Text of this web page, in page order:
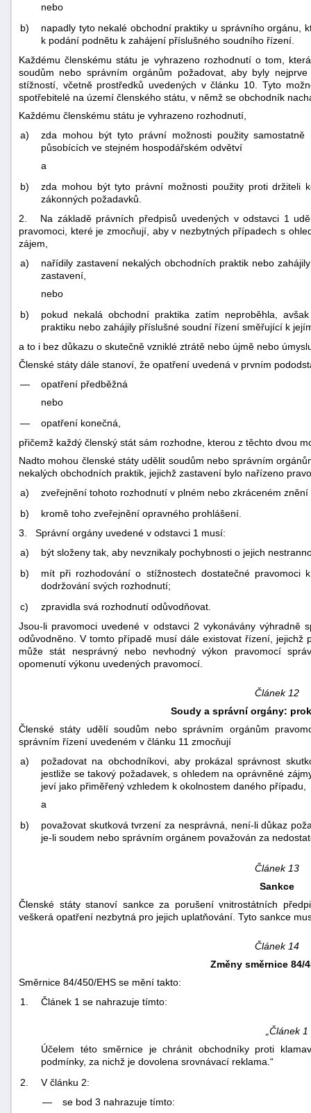
nebo
b)
napadly tyto nekalé obchodní praktiky u správního orgánu,
k podání podnětu k zahájení příslušného soudního řízení.
Každému členskému státu je vyhrazeno rozhodnutí o tom,
soudům nebo správním orgánům požadovat, aby byly
stížností, včetně prostředků uvedených v článku 10. Tyto
spotřebitelé na území členského státu, v němž se obchodník
Každému členskému státu je vyhrazeno rozhodnutí,
a)
zda mohou být tyto právní možnosti použity
působících ve stejném hospodářském odvětví
a
b)
zda mohou být tyto právní možnosti použity proti držiteli
zákonných požadavků.
2. Na základě právních předpisů uvedených v odstavci 1
pravomoci, které je zmocňují, aby v nezbytných případech s
zájem,
a)
nařídily zastavení nekalých obchodních praktik nebo
zastavení,
nebo
b)
pokud nekalá obchodní praktika zatím neproběhla,
praktiku nebo zahájily příslušné soudní řízení směřující k
a to i bez důkazu o skutečně vzniklé ztrátě nebo újmě nebo
Členské státy dále stanoví, že opatření uvedená v prvním
—
opatření předběžná
nebo
—
opatření konečná,
přičemž každý členský stát sám rozhodne, kterou z těchto dvou
Nadto mohou členské státy udělit soudům nebo správním
nekalých obchodních praktik, jejichž zastavení bylo nařízeno
a)
zveřejnění tohoto rozhodnutí v plném nebo zkráceném
b)
kromě toho zveřejnění opravného prohlášení.
3. Správní orgány uvedené v odstavci 1 musí:
a)
být složeny tak, aby nevznikaly pochybnosti o jejich
b)
mít při rozhodování o stížnostech dostatečné pravomoci
dodržování svých rozhodnutí;
c)
zpravidla svá rozhodnutí odůvodňovat.
Jsou-li pravomoci uvedené v odstavci 2 vykonávány výhradně
odůvodněno. V tomto případě musí dále existovat řízení, jejichž
může stát nesprávný nebo nevhodný výkon pravomocí
opomenutí výkonu uvedených pravomocí.
Článek 12
Soudy a správní orgány:
Členské státy udělí soudům nebo správním orgánům
správním řízení uvedeném v článku 11 zmocňují
a)
požadovat na obchodníkovi, aby prokázal správnost
jestliže se takový požadavek, s ohledem na oprávněné
jeví jako přiměřený vzhledem k okolnostem daného případu,
a
b)
považovat skutková tvrzení za nesprávná, není-li důkaz
je-li soudem nebo správním orgánem považován za
Článek 13
Sankce
Členské státy stanoví sankce za porušení vnitrostátních
veškerá opatření nezbytná pro jejich uplatňování. Tyto sankce
Článek 14
Změny směrnice 84/
Směrnice 84/450/EHS se mění takto:
1.
Článek 1 se nahrazuje tímto:
„Článek 1
Účelem této směrnice je chránit obchodníky proti
podmínky, za nichž je dovolena srovnávací reklama.“
2.
V článku 2:
—
se bod 3 nahrazuje tímto: